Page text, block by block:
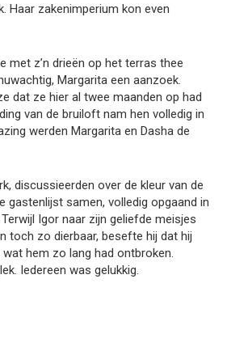
Haar zakenimperium kon even
met z’n drieën op het terras thee
Margarita een aanzoek.
dat ze hier al twee maanden op had
van de bruiloft nam hen volledig in
werden Margarita en Dasha de
discussieerden over de kleur van de
gastenlijst samen, volledig opgaand in
Igor naar zijn geliefde meisjes
toch zo dierbaar, besefte hij dat hij
hem zo lang had ontbroken.
Iedereen was gelukkig.